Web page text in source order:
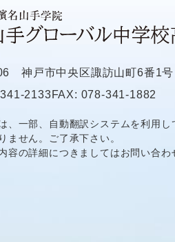
神戸市中央区諏訪山町6番1号
2133FAX: 078-341-1882
、一部、自動翻訳システムを利用
ません。ご了承下さい。
容の詳細につきましてはお問い合わ